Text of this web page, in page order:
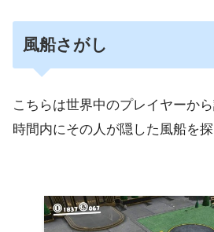
風船さがし
こちらは世界中のプレイヤーか
時間内にその人が隠した風船を探